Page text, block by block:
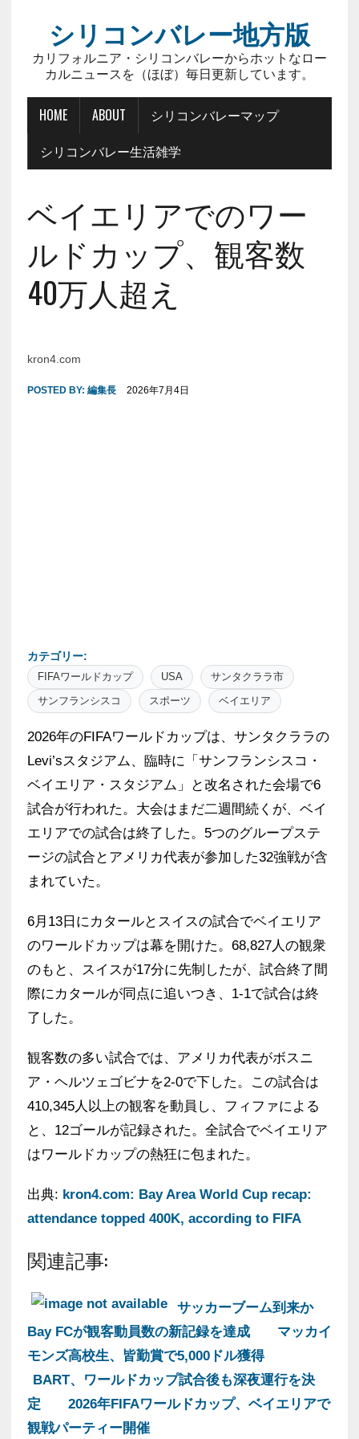
シリコンバレー地方版
カリフォルニア・シリコンバレーからホットなロー
カルニュースを（ほぼ）毎日更新しています。
HOME ABOUT
シリコンバレーマップ
シリコンバレー生活雑学
ベイエリアでのワー
ルドカップ、観客数
40万人超え
kron4.com
POSTED BY: 編集長 2026年7月4日
カテゴリー:
FIFAワールドカップ USA
サンタクララ市
サンフランシスコ
スポーツ ベイエリア
2026年のFIFAワールドカップは、サンタクララの
Levi’sスタジアム、臨時に「サンフランシスコ・
ベイエリア・スタジアム」と改名された会場で6
試合が行われた。大会はまだ二週間続くが、ベイ
エリアでの試合は終了した。5つのグループステ
ージの試合とアメリカ代表が参加した32強戦が含
まれていた。
6月13日にカタールとスイスの試合でベイエリア
のワールドカップは幕を開けた。68,827人の観衆
のもと、スイスが17分に先制したが、試合終了間
際にカタールが同点に追いつき、1-1で試合は終
了した。
観客数の多い試合では、アメリカ代表がボスニ
ア・ヘルツェゴビナを2-0で下した。この試合は
410,345人以上の観客を動員し、フィファによる
と、12ゴールが記録された。全試合でベイエリア
はワールドカップの熱狂に包まれた。
出典: kron4.com: Bay Area World Cup recap:
attendance topped 400K, according to FIFA
関連記事:
サッカーブーム到来か
Bay FCが観客動員数の新記録を達成
マッカイ
モンズ高校生、皆勤賞で5,000ドル獲得
BART、ワールドカップ試合後も深夜運行を決
定
2026年FIFAワールドカップ、ベイエリアで
観戦パーティー開催